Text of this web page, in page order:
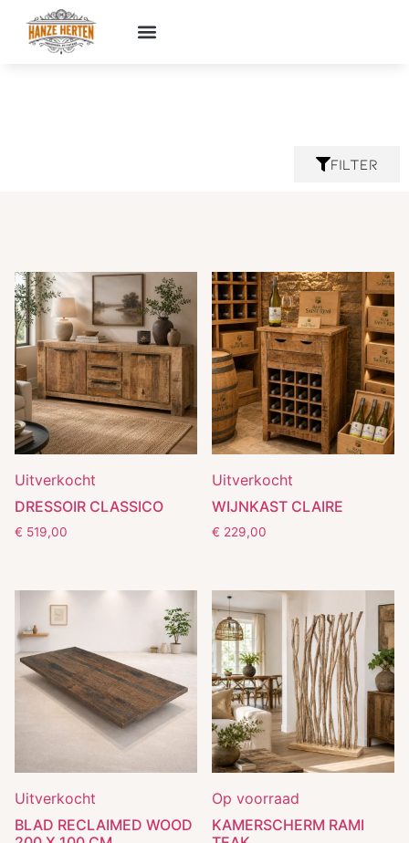
Filter
Uitverkocht
DRESSOIR CLASSICO
€ 519,00
Uitverkocht
WIJNKAST CLAIRE
€ 229,00
Uitverkocht
BLAD RECLAIMED WOOD
Op voorraad
KAMERSCHERM RAMI